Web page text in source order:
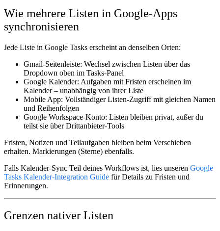
Wie mehrere Listen in Google-Apps
synchronisieren
Jede Liste in Google Tasks erscheint an denselben Orten:
Gmail-Seitenleiste: Wechsel zwischen Listen über das
Dropdown oben im Tasks-Panel
Google Kalender: Aufgaben mit Fristen erscheinen im
Kalender – unabhängig von ihrer Liste
Mobile App: Vollständiger Listen-Zugriff mit gleichen Namen
und Reihenfolgen
Google Workspace-Konto: Listen bleiben privat, außer du
teilst sie über Drittanbieter-Tools
Fristen, Notizen und Teilaufgaben bleiben beim Verschieben
erhalten. Markierungen (Sterne) ebenfalls.
Falls Kalender-Sync Teil deines Workflows ist, lies unseren Google
Tasks Kalender-Integration Guide für Details zu Fristen und
Erinnerungen.
Grenzen nativer Listen